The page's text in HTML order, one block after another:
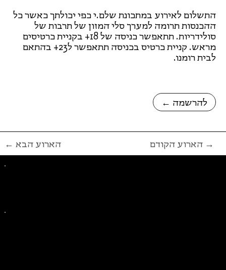
התשלום לאירוע במתכונת שלם.י כפי יכולתך כאשר כל
ההכנסות תרומה למערך סלי המזון של תרבות של
סולידריות. תתאפשר כניסה של 18+ בקניית כרטיסים
מראש. קניית כרטיס בכניסה תתאפשר ל23+ בהתאם
לבית רומנו.
← להרשמה
← הארוע הבא הארוע הקודם →